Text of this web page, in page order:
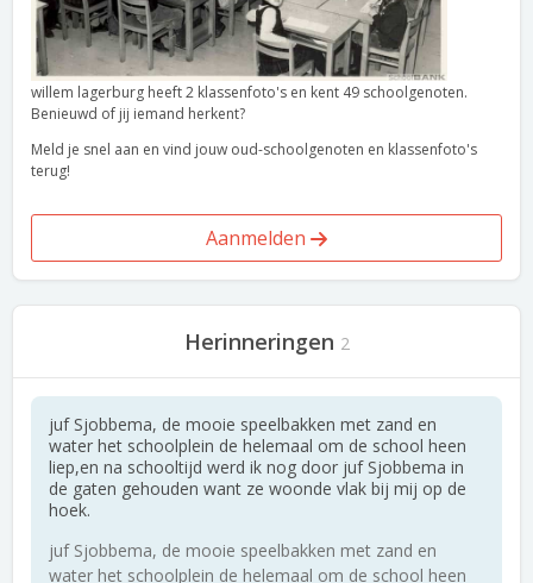
willem lagerburg heeft 2 klassenfoto's en kent 49 schoolgenoten.
Benieuwd of jij iemand herkent?
Meld je snel aan en vind jouw oud-schoolgenoten en klassenfoto's
terug!
Aanmelden
Herinneringen 2
juf Sjobbema, de mooie speelbakken met zand en
water het schoolplein de helemaal om de school heen
liep,en na schooltijd werd ik nog door juf Sjobbema in
de gaten gehouden want ze woonde vlak bij mij op de
hoek.
juf Sjobbema, de mooie speelbakken met zand en
water het schoolplein de helemaal om de school heen